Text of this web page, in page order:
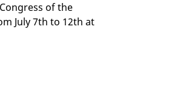
of the
July 7th to 12th at